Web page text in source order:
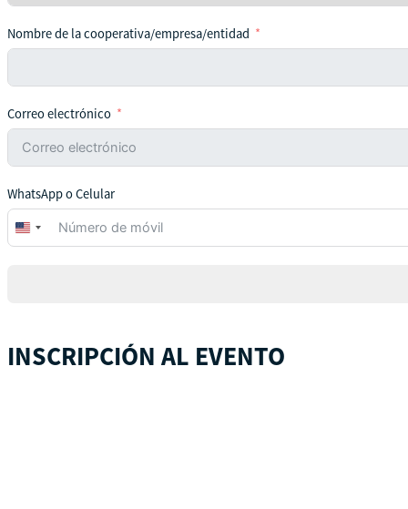
Nombre de la cooperativa/empresa/entidad
Correo electrónico
WhatsApp o Celular
United
States
INSCRIPCIÓN AL EVENTO